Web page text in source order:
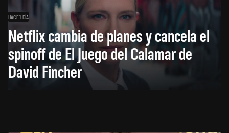
HACE 1 DÍA
Netflix cambia de planes y cancela el
spinoff de El Juego del Calamar de
David Fincher